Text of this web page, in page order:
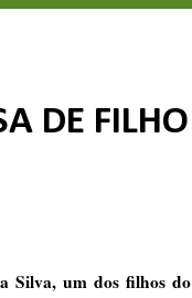
DE FILHO
Silva, um dos filhos do